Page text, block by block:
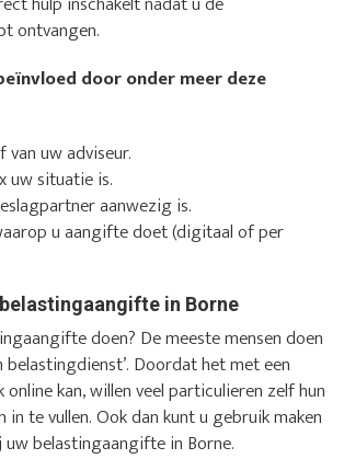
ontvangen.
door onder meer deze
uw adviseur.
uw situatie is.
aanwezig is.
u aangifte doet (digitaal of per
in Borne
doen? De meeste mensen doen
belastingdienst’. Doordat het met een
kan, willen veel particulieren zelf hun
te vullen. Ook dan kunt u gebruik maken
belastingaangifte in Borne.